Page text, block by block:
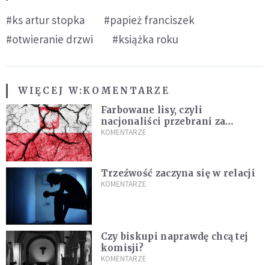
#ks artur stopka
#papież franciszek
#otwieranie drzwi
#książka roku
WIĘCEJ W:KOMENTARZE
Farbowane lisy, czyli
nacjonaliści przebrani za
chrześcijan
KOMENTARZE
Trzeźwość zaczyna się w relacji
KOMENTARZE
Czy biskupi naprawdę chcą tej
komisji?
KOMENTARZE